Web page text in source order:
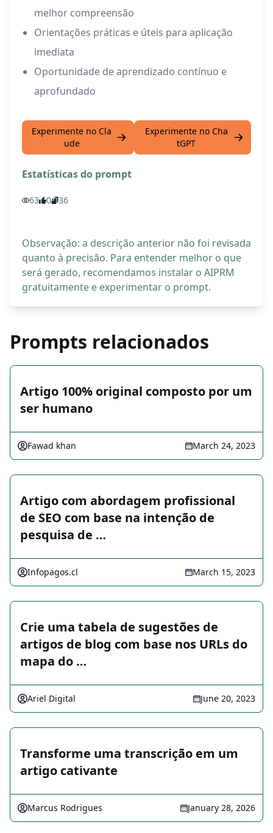
melhor compreensão
Orientações práticas e úteis para aplicação
imediata
Oportunidade de aprendizado contínuo e
aprofundado
Experimente no Cla
ude
Experimente no Cha
tGPT
Estatísticas do prompt
63 0 36
Observação: a descrição anterior não foi revisada
quanto à precisão. Para entender melhor o que
será gerado, recomendamos instalar o AIPRM
gratuitamente e experimentar o prompt.
Prompts relacionados
Artigo 100% original composto por um
ser humano
Fawad khan March 24, 2023
Artigo com abordagem profissional
de SEO com base na intenção de
pesquisa de …
Infopagos.cl March 15, 2023
Crie uma tabela de sugestões de
artigos de blog com base nos URLs do
mapa do …
Ariel Digital June 20, 2023
Transforme uma transcrição em um
artigo cativante
Marcus Rodrigues January 28, 2026